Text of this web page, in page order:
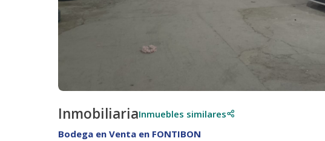
InmobiliariaInmuebles similares
Bodega en Venta en FONTIBON